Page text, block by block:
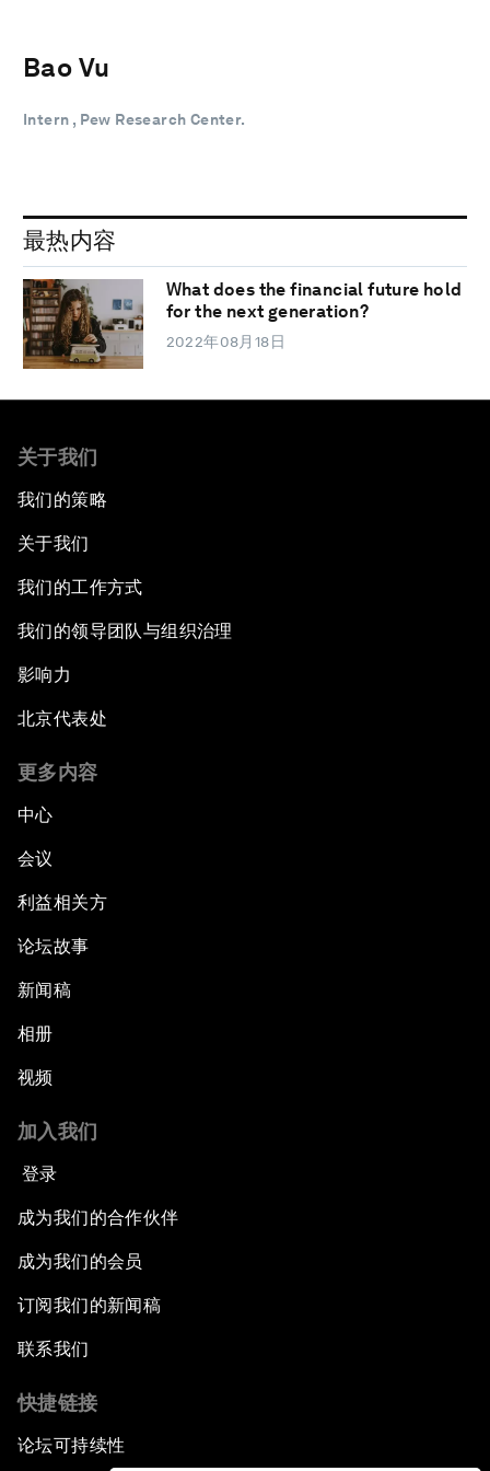
Bao Vu
Intern , Pew Research Center.
最热内容
What does the financial future hold
for the next generation?
2022年08月18日
关于我们
我们的策略
关于我们
我们的工作方式
我们的领导团队与组织治理
影响力
北京代表处
更多内容
中心
会议
利益相关方
论坛故事
新闻稿
相册
视频
加入我们
登录
成为我们的合作伙伴
成为我们的会员
订阅我们的新闻稿
联系我们
快捷链接
论坛可持续性